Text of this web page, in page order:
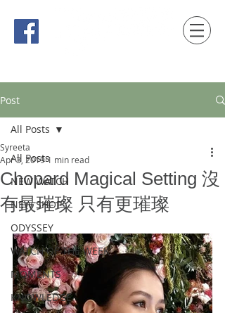
Post
All Posts
NEW WATCH
NEW SHOP
ODYSSEY
WATCH OF THE WEEK
MOMENTS
KNOWLEDGE
All Posts
Chopard Magical Setting 沒
有最璀璨 只有更璀璨
Syreeta
Apr 3, 20191 min read